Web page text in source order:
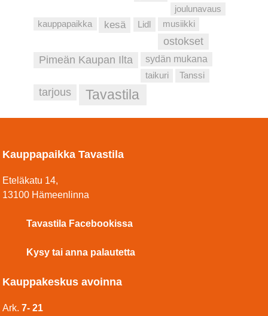
joulunavaus
kauppapaikka kesä Lidl musiikki
ostokset
Pimeän Kaupan Ilta sydän mukana
taikuri Tanssi
tarjous Tavastila
Kauppapaikka Tavastila
Eteläkatu 14,
13100 Hämeenlinna
Tavastila Facebookissa
Kysy tai anna palautetta
Kauppakeskus avoinna
Ark.7- 21